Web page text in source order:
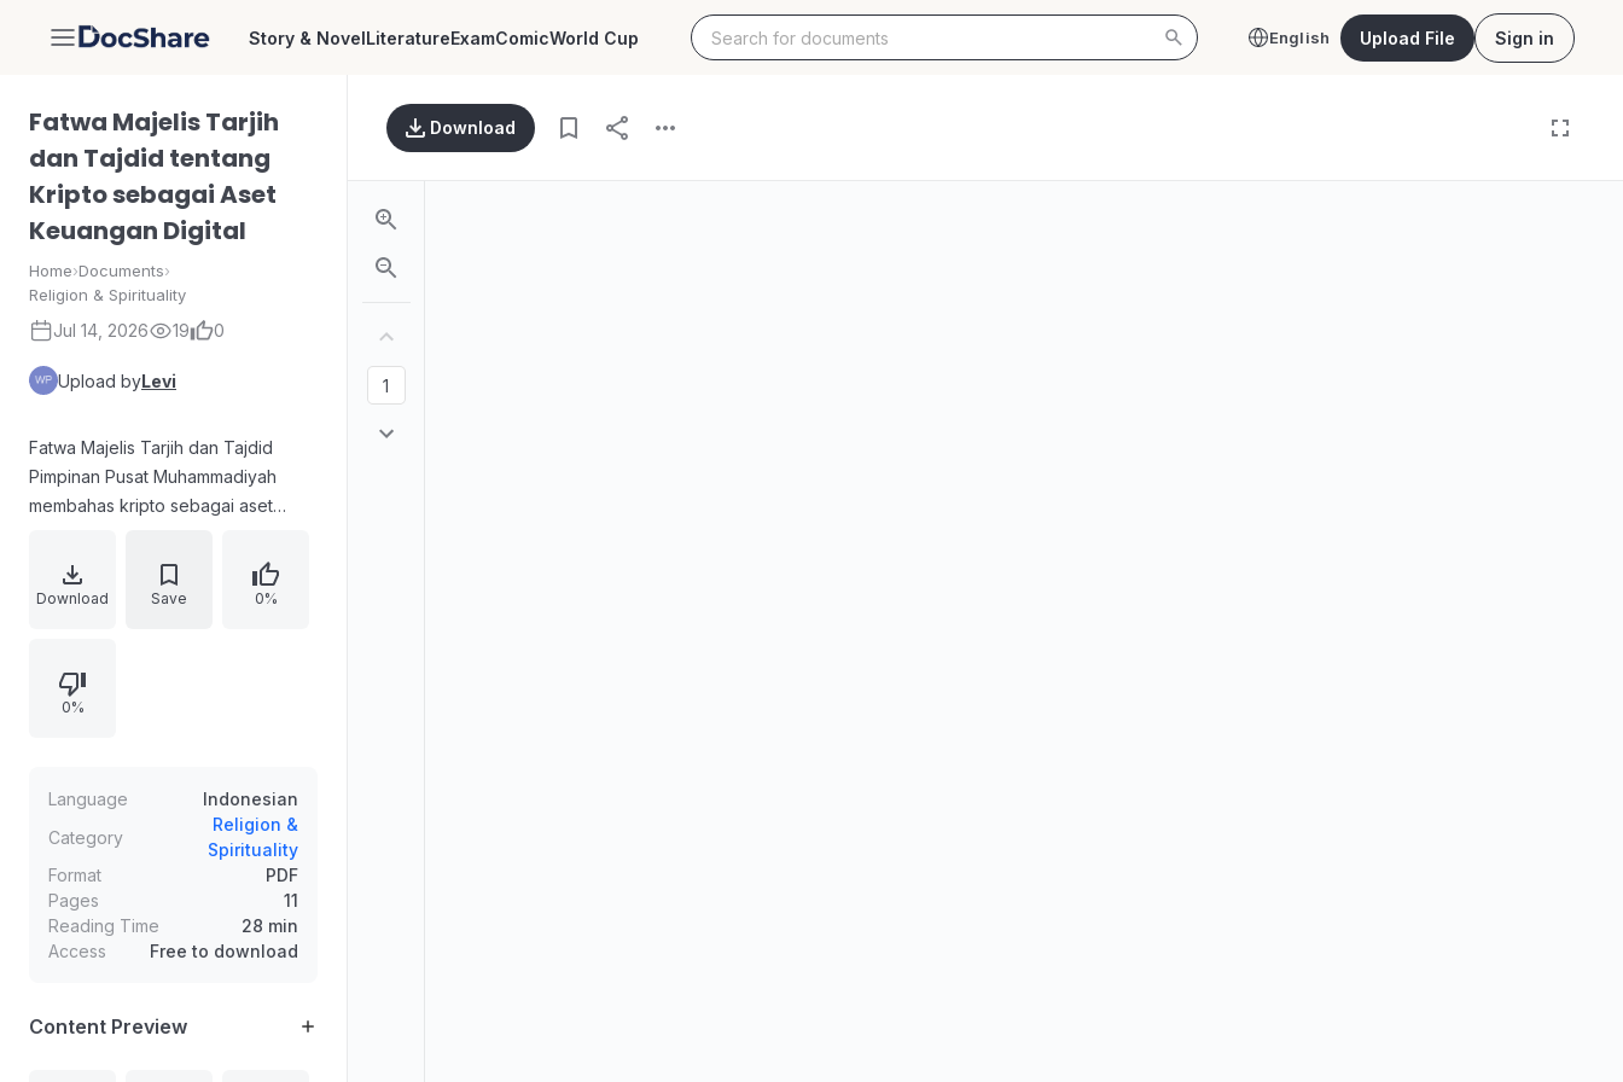
DocShare Story & NovelLiteratureExamComicWorld Cup English Upload File Sign in
Fatwa Majelis Tarjih
dan Tajdid tentang
Kripto sebagai Aset
Keuangan Digital
Home›Documents›
Religion & Spirituality
Jul 14, 2026 19 0
Upload byLevi
Fatwa Majelis Tarjih dan Tajdid
Pimpinan Pusat Muhammadiyah
membahas kripto sebagai aset
kebutuhan kepastian hukum
merespons transformasi ekonomi
positif Indonesia serta penalaran
fikih tentang kripto sebagai māl
ulama, dan pandangan fikih
muamalah kontemporer.
Download Save 0%
0%
Language
Indonesian
Category
Religion &
Spirituality
Format
PDF
Pages
11
Reading Time
28 min
Access
Free to download
Content Preview
Download